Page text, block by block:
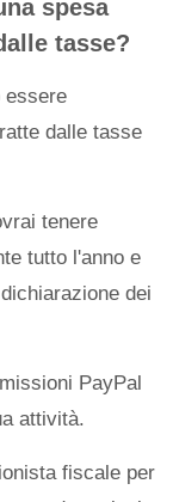
spesa
tasse?
essere
dalle tasse
tenere
tutto l'anno e
dei
PayPal
attività.
fiscale per